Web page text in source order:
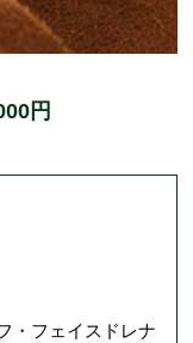
円
・フェイスドレナ